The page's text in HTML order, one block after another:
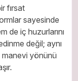
fırsat
sayesinde
de iç huzurlarını
değil; aynı
manevi yönünü